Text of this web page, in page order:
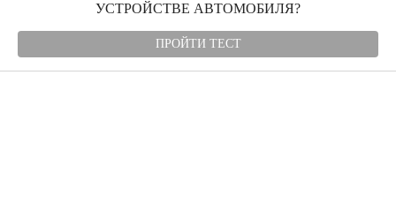
УСТРОЙСТВЕ АВТОМОБИЛЯ?
ПРОЙТИ ТЕСТ